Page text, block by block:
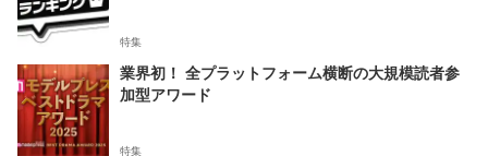
特集
業界初！ 全プラットフォーム横断の大規模読者参
加型アワード
特集